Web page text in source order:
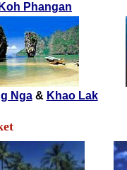
Koh Phangan
Nga& Khao Lak